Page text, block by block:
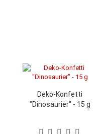
Deko-Konfetti
"Dinosaurier" - 15 g